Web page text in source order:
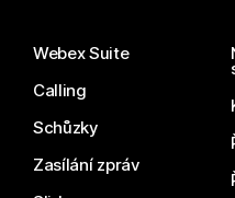
Webex Suite
Calling
Schůzky
Zasílání zpráv